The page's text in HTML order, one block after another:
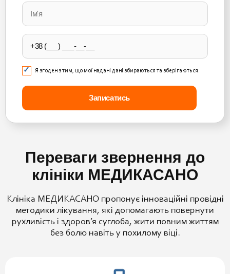
leave
this
field
empty.
Я згоден з тим, що мої надані дані збираються та зберігаються.
Переваги звернення до
клініки МЕДИКАСАНО
Клініка МЕДИКАСАНО пропонує інноваційні провідні
методики лікування, які допомагають повернути
рухливість і здоров’я суглоба, жити повним життям
без болю навіть у похилому віці.